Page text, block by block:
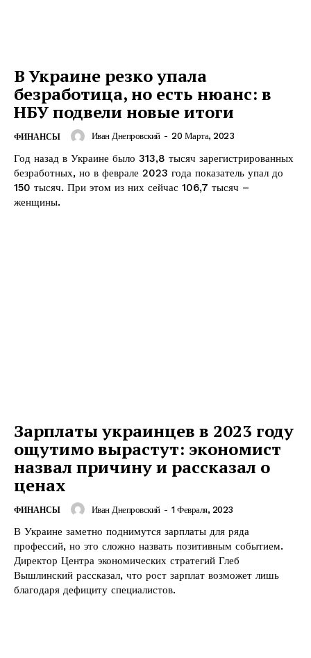
В Украине резко упала
безработица, но есть нюанс: в
НБУ подвели новые итоги
ФИНАНСЫ Иван Днепровский - 20 Марта, 2023
Год назад в Украине было 313,8 тысяч зарегистрированных
безработных, но в феврале 2023 года показатель упал до
150 тысяч. При этом из них сейчас 106,7 тысяч –
женщины.
Зарплаты украинцев в 2023 году
ощутимо вырастут: экономист
назвал причину и рассказал о
ценах
ФИНАНСЫ Иван Днепровский - 1 Февраля, 2023
В Украине заметно поднимутся зарплаты для ряда
профессий, но это сложно назвать позитивным событием.
Директор Центра экономических стратегий Глеб
Вышлинский рассказал, что рост зарплат возможет лишь
благодаря дефициту специалистов.